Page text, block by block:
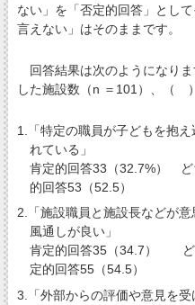
ない」を「否定的回答」とし
言えない」はそのままです。
回答結果は次のようになり
した施設数（n ＝101）、（
1.「特定の職員が子どもを抱
れている」
肯定的回答33（32.7%）
的回答53（52.5）
2.「施設職員と施設長などが
風通しが良い」
肯定的回答35（34.7）
定的回答55（54.5）
3.「外部からの評価や意見を